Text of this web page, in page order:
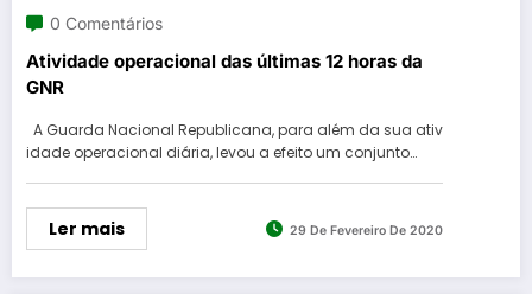
0 Comentários
Atividade operacional das últimas 12 horas da
GNR
A Guarda Nacional Republicana, para além da sua ativ
idade operacional diária, levou a efeito um conjunto…
Ler mais 29 De Fevereiro De 2020